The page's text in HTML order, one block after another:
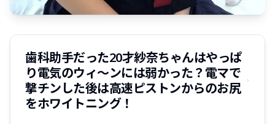
歯科助手だった20才紗奈ちゃんはやっぱ
り電気のウィ〜ンには弱かった？電マで
撃チンした後は高速ピストンからのお尻
をホワイトニング！